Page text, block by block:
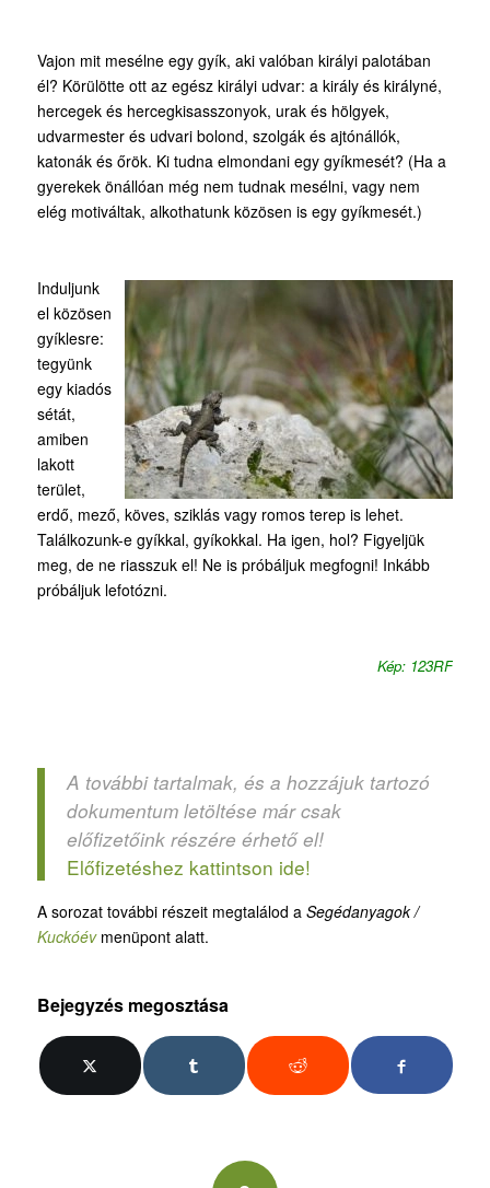
Vajon mit mesélne egy gyík, aki valóban királyi palotában
él? Körülötte ott az egész királyi udvar: a király és királyné,
hercegek és hercegkisasszonyok, urak és hölgyek,
udvarmester és udvari bolond, szolgák és ajtónállók,
katonák és őrök. Ki tudna elmondani egy gyíkmesét? (Ha a
gyerekek önállóan még nem tudnak mesélni, vagy nem
elég motiváltak, alkothatunk közösen is egy gyíkmesét.)
Induljunk
el közösen
gyíklesre:
tegyünk
egy kiadós
sétát,
amiben
lakott
terület,
erdő, mező, köves, sziklás vagy romos terep is lehet.
Találkozunk-e gyíkkal, gyíkokkal. Ha igen, hol? Figyeljük
meg, de ne riasszuk el! Ne is próbáljuk megfogni! Inkább
próbáljuk lefotózni.
Kép: 123RF
A további tartalmak, és a hozzájuk tartozó
dokumentum letöltése már csak
előfizetőink részére érhető el!
Előfizetéshez kattintson ide!
A sorozat további részeit megtalálod a Segédanyagok /
Kuckóév menüpont alatt.
Bejegyzés megosztása